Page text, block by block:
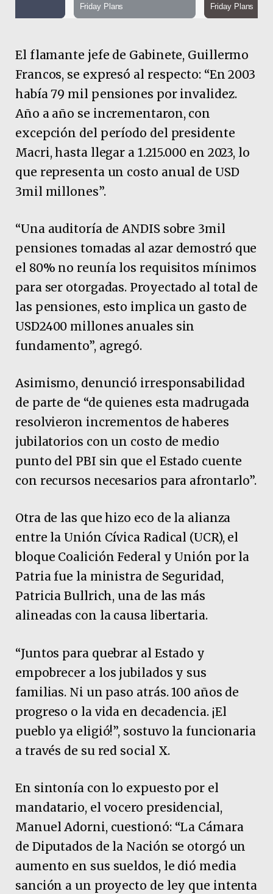
El flamante jefe de Gabinete, Guillermo
Francos, se expresó al respecto: “En 2003
había 79 mil pensiones por invalidez.
Año a año se incrementaron, con
excepción del período del presidente
Macri, hasta llegar a 1.215.000 en 2023, lo
que representa un costo anual de USD
3mil millones”.
“Una auditoría de ANDIS sobre 3mil
pensiones tomadas al azar demostró que
el 80% no reunía los requisitos mínimos
para ser otorgadas. Proyectado al total de
las pensiones, esto implica un gasto de
USD2400 millones anuales sin
fundamento”, agregó.
Asimismo, denunció irresponsabilidad
de parte de “de quienes esta madrugada
resolvieron incrementos de haberes
jubilatorios con un costo de medio
punto del PBI sin que el Estado cuente
con recursos necesarios para afrontarlo”.
Otra de las que hizo eco de la alianza
entre la Unión Cívica Radical (UCR), el
bloque Coalición Federal y Unión por la
Patria fue la ministra de Seguridad,
Patricia Bullrich, una de las más
alineadas con la causa libertaria.
“Juntos para quebrar al Estado y
empobrecer a los jubilados y sus
familias. Ni un paso atrás. 100 años de
progreso o la vida en decadencia. ¡El
pueblo ya eligió!”, sostuvo la funcionaria
a través de su red social X.
En sintonía con lo expuesto por el
mandatario, el vocero presidencial,
Manuel Adorni, cuestionó: “La Cámara
de Diputados de la Nación se otorgó un
aumento en sus sueldos, le dió media
sanción a un proyecto de ley que intenta